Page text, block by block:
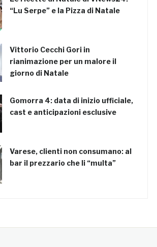
“Lu Serpe” e la Pizza di Natale
Vittorio Cecchi Gori in
rianimazione per un malore il
giorno di Natale
Gomorra 4: data di inizio ufficiale,
cast e anticipazioni esclusive
Varese, clienti non consumano: al
bar il prezzario che li “multa”